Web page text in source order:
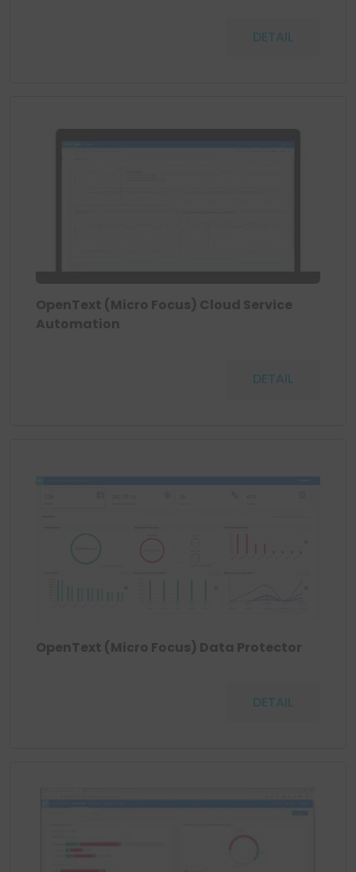
DETAIL
OpenText (Micro Focus) Cloud Service
Automation
DETAIL
OpenText (Micro Focus) Data Protector
DETAIL